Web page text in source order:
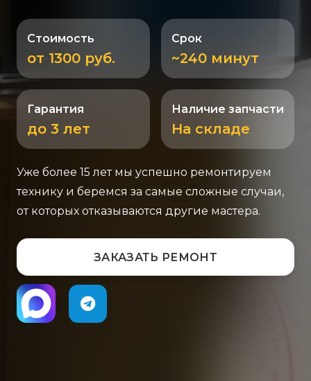
Стоимость
от 1300 руб.
Срок
~240 минут
Гарантия
до 3 лет
Наличие запчасти
На складе
Уже более 15 лет мы успешно ремонтируем
технику и беремся за самые сложные случаи,
от которых отказываются другие мастера.
ЗАКАЗАТЬ РЕМОНТ